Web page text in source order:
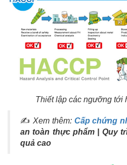
Thiết lập các ngưỡng tới
✍ Xem thêm: Cấp chứng
an toàn thực phẩm | Quy
quả cao